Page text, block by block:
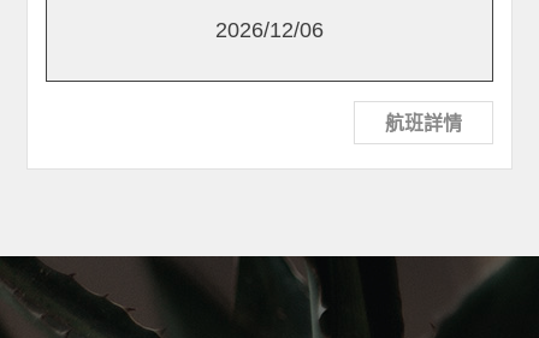
2026/12/06
航班詳情